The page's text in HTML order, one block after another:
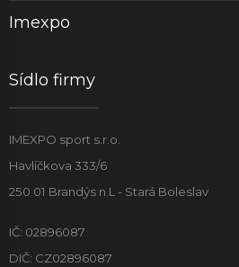
Imexpo
Sídlo firmy
IMEXPO sport s.r.o.
Havlíčkova 333/6
250 01 Brandýs n.L - Stará Boleslav
IČ: 02896087
DIČ: CZ02896087